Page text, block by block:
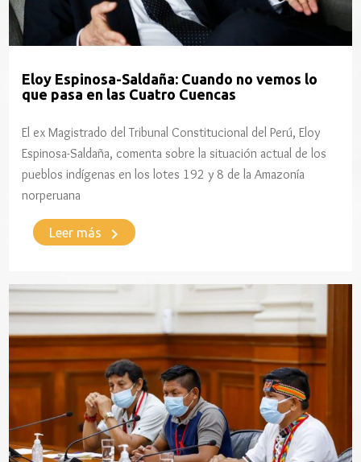
Eloy Espinosa-Saldaña: Cuando no vemos lo
que pasa en las Cuatro Cuencas
El ex Magistrado del Tribunal Constitucional del Perú, Eloy
Espinosa-Saldaña, comenta sobre la situación actual de los
pueblos indígenas en los lotes 192 y 8 de la Amazonía
norperuana
Leer más keyboard_arrow_right